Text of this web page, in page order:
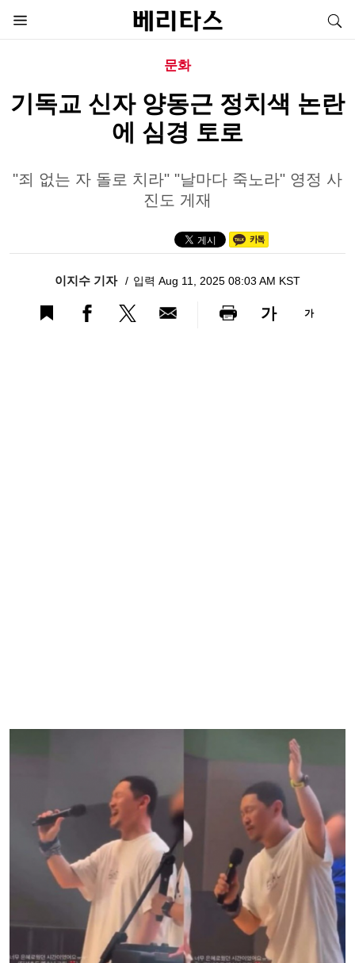
문화
기독교 신자 양동근 정치색 논란
에 심경 토로
"죄 없는 자 돌로 치라" "날마다 죽노라" 영정 사
진도 게재
이지수 기자 입력 Aug 11, 2025 08:03 AM KST
가 가